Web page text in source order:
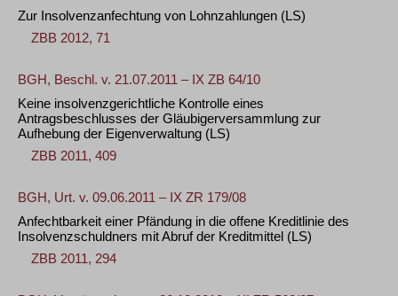
Zur Insolvenzanfechtung von Lohnzahlungen (LS)
ZBB 2012, 71
BGH, Beschl. v. 21.07.2011 – IX ZB 64/10
Keine insolvenzgerichtliche Kontrolle eines
Antragsbeschlusses der Gläubigerversammlung zur
Aufhebung der Eigenverwaltung (LS)
ZBB 2011, 409
BGH, Urt. v. 09.06.2011 – IX ZR 179/08
Anfechtbarkeit einer Pfändung in die offene Kreditlinie des
Insolvenzschuldners mit Abruf der Kreditmittel (LS)
ZBB 2011, 294